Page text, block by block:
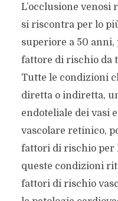
L’occlusione venosi
si riscontra per lo
superiore a 50
fattore di rischio da
Tutte le condizioni
diretta o indiretta,
endoteliale dei vasi
vascolare retinico,
fattori di rischio per
queste condizioni
fattori di rischio